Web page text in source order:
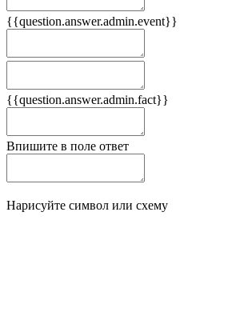
{{question.answer.admin.event}}
{{question.answer.admin.fact}}
Впишите в поле ответ
Нарисуйте символ или схему